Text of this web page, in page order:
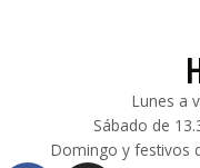
Lunes a
Sábado de
Domingo y festivos